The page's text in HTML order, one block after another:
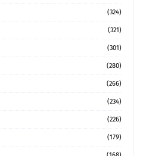
(324)
(321)
(301)
(280)
(266)
(234)
(226)
(179)